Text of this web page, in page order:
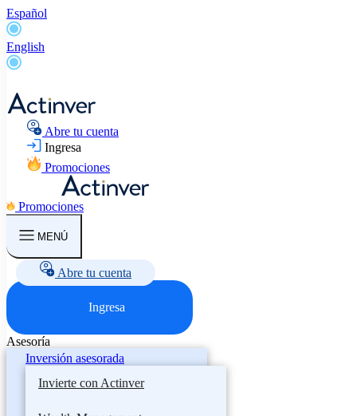
Español
English
Abre tu cuenta
Ingresa
Promociones
Promociones
MENÚ
Abre tu cuenta
Ingresa
Asesoría
Inversión asesorada
Invierte con Actinver